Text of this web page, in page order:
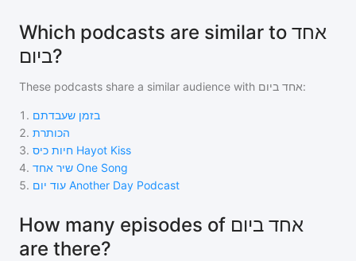
Which podcasts are similar to אחד
ביום?
These podcasts share a similar audience with אחד ביום:
1 . בזמן שעבדתם
2. הכותרת
3.
חיות כיס Hayot Kiss
4.
שיר אחד One Song
5. עוד יום Another Day Podcast
How many episodes of אחד ביום
are there?